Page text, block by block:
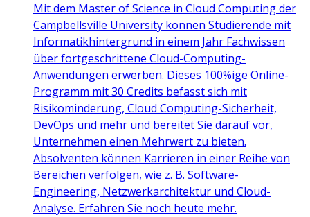
Mit dem Master of Science in Cloud Computing der
Campbellsville University können Studierende mit
Informatikhintergrund in einem Jahr Fachwissen
über fortgeschrittene Cloud-Computing-
Anwendungen erwerben. Dieses 100%ige Online-
Programm mit 30 Credits befasst sich mit
Risikominderung, Cloud Computing-Sicherheit,
DevOps und mehr und bereitet Sie darauf vor,
Unternehmen einen Mehrwert zu bieten.
Absolventen können Karrieren in einer Reihe von
Bereichen verfolgen, wie z. B. Software-
Engineering, Netzwerkarchitektur und Cloud-
Analyse. Erfahren Sie noch heute mehr.